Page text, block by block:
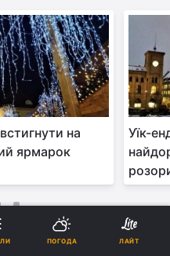
на
ярмарок
Уїк-
ПОГОДА ЛАЙТ